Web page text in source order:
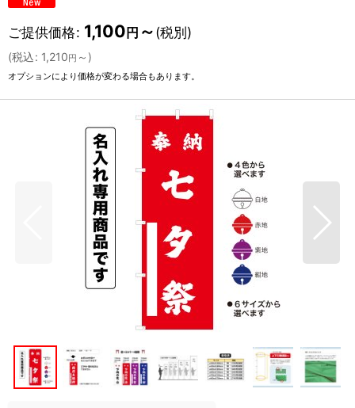
ご提供価格: 1,100 円 ～(税別)
(税込: 1,210 円 ～ )
オプションにより価格が変わる場合もあります。